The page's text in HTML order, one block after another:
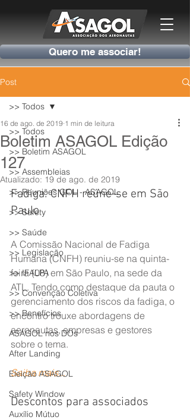
Quero me associar!
Post
>> Todos
>> Boletim ASAGOL
>> Assembleias
>> Reuniões GOL - ASAGOL
>> Safety
>> Saúde
>> Legislação
>> IFALPA
>> Convenção Coletiva
>> Benefícios
ASAGOL nos DOs
After Landing
Eleição ASAGOL
Safety Window
Auxílio Mútuo
>> Todos
Boletim ASAGOL Edição
127
16 de ago. de 2019 1 min de leitura
Atualizado: 19 de ago. de 2019
Fadiga: CNFH reúne-se em São
Paulo
A Comissão Nacional de Fadiga
Humana (CNFH) reuniu-se na quinta-
feira (08) em São Paulo, na sede da
ATL. Tendo como destaque da pauta o
gerenciamento dos riscos da fadiga, o
encontro trouxe abordagens de
aeronautas, empresas e gestores
sobre o tema.
Saiba mais...
Descontos para associados